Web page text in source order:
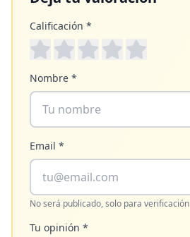
Calificación *
Nombre *
Email *
No será publicado, solo para verificación
Tu opinión *